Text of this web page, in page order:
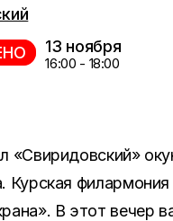
13 ноября
16:00 - 18:00
«Свиридовский»
Курская
В этот вечер